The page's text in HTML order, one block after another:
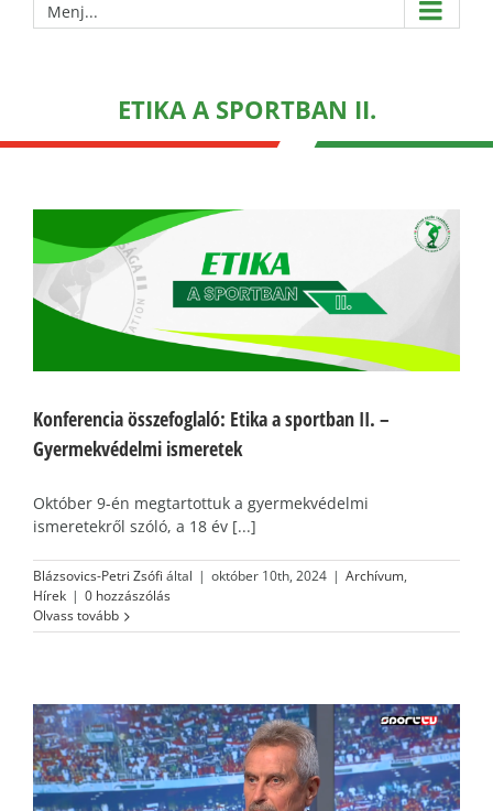
Menj...
ETIKA A SPORTBAN II.
Konferencia összefoglaló: Etika a sportban II. –
Gyermekvédelmi ismeretek
Október 9-én megtartottuk a gyermekvédelmi
ismeretekről szóló, a 18 év [...]
Blázsovics-Petri Zsófi által | október 10th, 2024 | Archívum,
Hírek | 0 hozzászólás
Olvass tovább